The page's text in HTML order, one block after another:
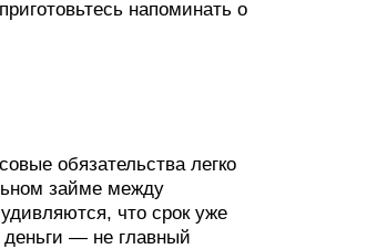
напоминать о
обязательства легко
займе между
что срок уже
— не главный